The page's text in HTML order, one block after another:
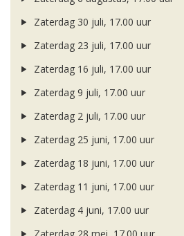
Zaterdag 30 juli, 17.00 uur
Zaterdag 23 juli, 17.00 uur
Zaterdag 16 juli, 17.00 uur
Zaterdag 9 juli, 17.00 uur
Zaterdag 2 juli, 17.00 uur
Zaterdag 25 juni, 17.00 uur
Zaterdag 18 juni, 17.00 uur
Zaterdag 11 juni, 17.00 uur
Zaterdag 4 juni, 17.00 uur